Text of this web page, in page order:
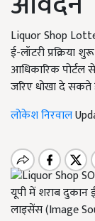
Liquor Shop
ई-लॉटरी प्रक्रिया
आधिकारिक पोर्टल
जरिए धोखा दे सकते
लोकेश निरवाल
यूपी में शराब दुकान
लाइसेंस (Image